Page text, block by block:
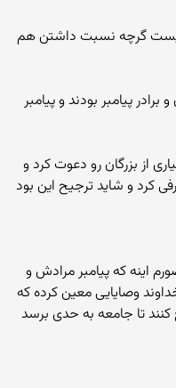
گرچه نسبت داشتن هم
پیامبر بودند و پیامبر
از بزرگان رو دعوت کرد و
کرد و شاید ترجیح این بود
اینه که پیامبر مرادش و
وصایایی معین کرده که
تا جامعه به حدی برسد